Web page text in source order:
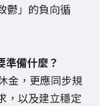
鬱」的負向循
準備什麼？
金，更應同步規
，以及建立穩定